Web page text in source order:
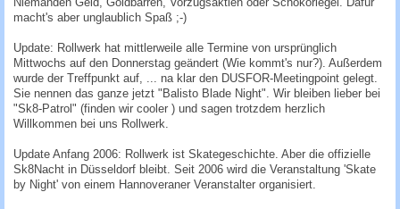
macht's aber unglaublich Spaß ;-)
Update: Rollwerk hat mittlerweile alle Termine von ursprünglich
Mittwochs auf den Donnerstag geändert (Wie kommt's nur?). Außerdem
wurde der Treffpunkt auf, ... na klar den DUSFOR-Meetingpoint gelegt.
Sie nennen das ganze jetzt "Balisto Blade Night". Wir bleiben lieber bei
"Sk8-Patrol" (finden wir cooler ) und sagen trotzdem herzlich
Willkommen bei uns Rollwerk.
Update Anfang 2006: Rollwerk ist Skategeschichte. Aber die offizielle
Sk8Nacht in Düsseldorf bleibt. Seit 2006 wird die Veranstaltung 'Skate
by Night' von einem Hannoveraner Veranstalter organisiert.